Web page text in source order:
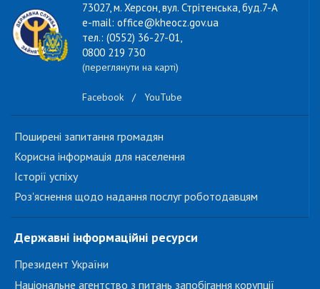
73027, м. Херсон, вул. Стрітенська, буд.7-А
e-mail: office@kheocz.gov.ua
тел.: (0552) 36-27-01,
0800 219 730
(переглянути на карті)
Facebook / YouTube
Поширені запитання громадян
Корисна інформація для населення
Історії успіху
Роз'яснення щодо надання послуг роботодавцям
Державні інформаційні ресурси
Президент України
Національне агентство з питань запобігання корупції